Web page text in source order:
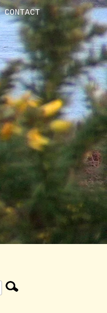
CONTACT